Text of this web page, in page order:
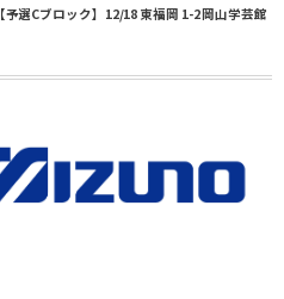
【予選Cブロック】12/18 東福岡 1-2 岡山学芸館